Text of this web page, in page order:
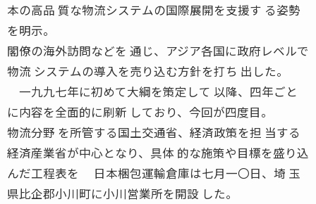
本の高品 質な物流システムの国際展開を支援す る姿勢
を明示。
閣僚の海外訪問などを 通じ、アジア各国に政府レベルで
物流 システムの導入を売り込む方針を打ち 出した。
一九九七年に初めて大綱を策定して 以降、四年ごと
に内容を全面的に刷新 しており、今回が四度目。
物流分野 を所管する国土交通省、経済政策を担 当する
経済産業省が中心となり、具体 的な施策や目標を盛り込
んだ工程表を 日本梱包運輸倉庫は七月一〇日、埼 玉
県比企郡小川町に小川営業所を開設 した。